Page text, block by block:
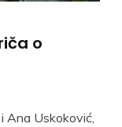
o
Ana Uskoković,